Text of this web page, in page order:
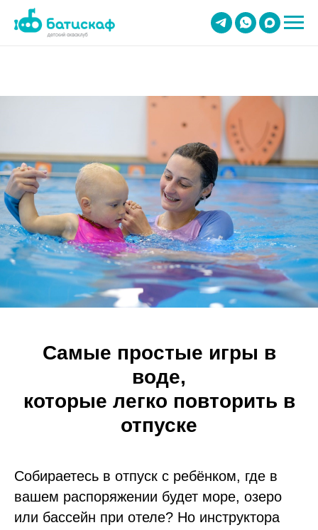
Самые простые игры в
воде,
которые легко повторить в
отпуске
Собираетесь в отпуск с ребёнком, где в
вашем распоряжении будет море, озеро
или бассейн при отеле? Но инструктора